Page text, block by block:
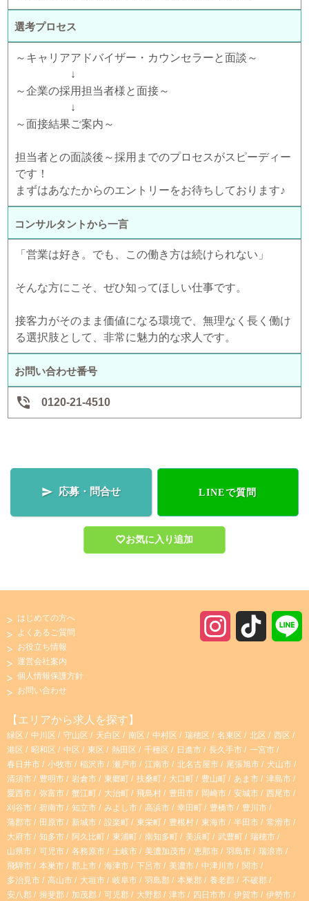
選考プロセス
～キャリアアドバイザー・カウンセラーと面談～
↓
～企業の採用担当者様と面接～
↓
～面接結果ご案内～
担当者との面談後～採用までのプロセスがスピーディー
です！
まずはあなたからのエントリーをお待ちしております♪
コンサルタントから一言
「営業は好き。でも、この働き方は続けられない」
そんな方にこそ、ぜひ知ってほしい仕事です。
接客力がそのまま価値になる環境で、無理なく長く働け
る選択肢として、非常に魅力的な求人です。
お問い合わせ番号
 0120-21-4510
 応募・問合せ LINEで質問
お気に入り追加
a
g
r
a
m
o
k
はじめての方へ
よくあるご質問
お役立ち情報
運営会社案内
個人情報保護方針
お問い合わせ
【エリアから求人を探す】
緑区 中川区 守山区 天白区 南区 中村区 瑞穂区 名東区 北区
西区
港区
昭和区 中区 東区 熱田区 千種区 日進市 長久手市
一宮市
春日井市
小牧市 稲沢市 瀬戸市 江南市 北名古屋市 尾張旭市
犬山市
清須市
豊明市 岩倉市 東郷町 扶桑町 大口町 豊山町 あま市
津島市
愛西市
弥富市 蟹江町 大治町 飛島村 豊田市 岡崎市 安城市
西尾市
刈谷市
碧南市 知立市 みよし市 高浜市 幸田町 豊橋市
豊川市
蒲郡市
田原市 新城市 設楽町 東栄町 豊根村 東海市 半田市
常滑市
大府市
知多市 阿久比町 東浦町 南知多町 美浜町 武豊町
瑞穂市
山県市
可児市 各務原市 土岐市 美濃加茂市 恵那市 羽島市
瑞浪市
飛騨市
本巣市 郡上市 海津市 下呂市 美濃市 中津川市
関市
多治見市
高山市 大垣市 岐阜市 羽島郡 本巣郡 養老郡
不破郡
安八郡
揖斐郡 加茂郡 可児郡 大野郡 津市 四日市市 伊賀市
伊勢市